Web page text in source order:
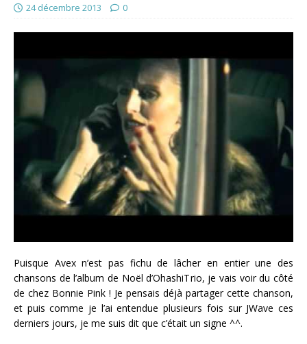
24 décembre 2013 0
Puisque Avex n’est pas fichu de lâcher en entier une des
chansons de l’album de Noël d’OhashiTrio, je vais voir du côté
de chez Bonnie Pink ! Je pensais déjà partager cette chanson,
et puis comme je l’ai entendue plusieurs fois sur JWave ces
derniers jours, je me suis dit que c’était un signe ^^.